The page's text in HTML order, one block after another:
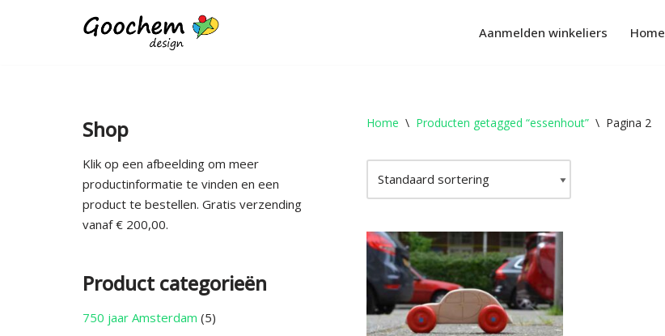
Aanmelden winkeliers Home
Shop
Klik op een afbeelding om meer
productinformatie te vinden en een
product te bestellen. Gratis verzending
vanaf € 200,00.
Product categorieën
750 jaar Amsterdam (5)
Home \ Producten getagged “essenhout” \ Pagina 2